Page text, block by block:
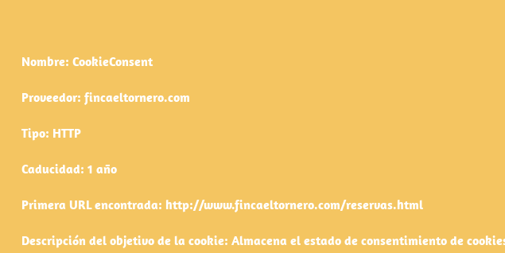
Nombre: CookieConsent
Proveedor: fincaeltornero.com
Tipo: HTTP
Caducidad: 1 año
Primera URL encontrada: http://www.fincaeltornero.com/reservas.html
Descripción del objetivo de la cookie: Almacena el estado de consentimiento de